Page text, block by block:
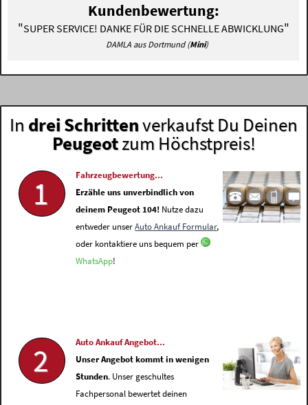
Kundenbewertung:
"SUPER SERVICE! DANKE FÜR DIE SCHNELLE ABWICKLUNG"
DAMLA aus Dortmund (Mini)
In drei Schrittenverkaufst Du Deinen
Peugeotzum Höchstpreis!
1
Fahrzeugbewertung...
Erzähle uns unverbindlich von
deinem Peugeot 104! Nutze dazu
entweder unserAuto Ankauf Formular,
oder kontaktiere uns bequem per
WhatsApp!
2
Auto Ankauf Angebot...
Unser Angebot kommt in wenigen
Stunden. Unser geschultes
Fachpersonal bewertet deinen